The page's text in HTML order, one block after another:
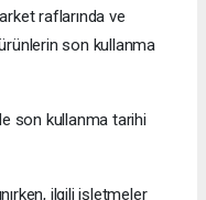
raflarında ve
son kullanma
son kullanma tarihi
ilgili işletmeler